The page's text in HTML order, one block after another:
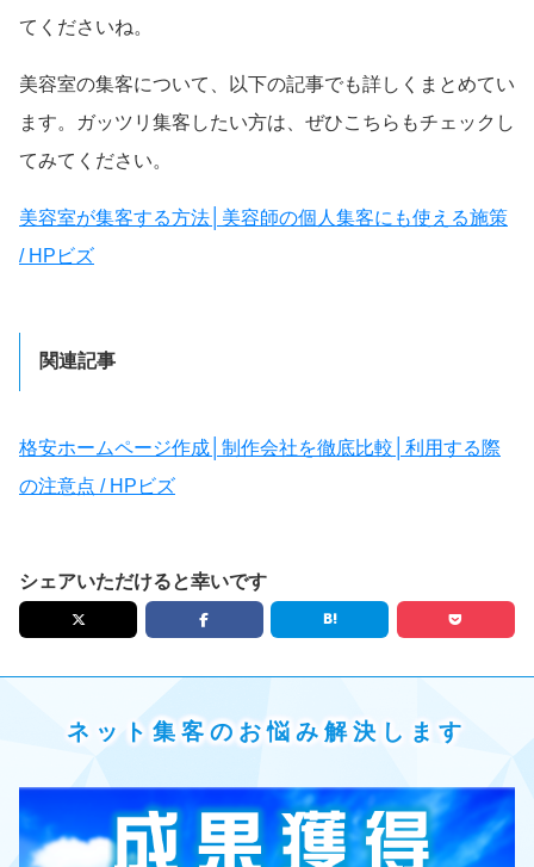
てくださいね。
美容室の集客について、以下の記事でも詳しくまとめてい
ます。ガッツリ集客したい方は、ぜひこちらもチェックし
てみてください。
美容室が集客する方法│美容師の個人集客にも使える施策
/ HPビズ
関連記事
格安ホームページ作成│制作会社を徹底比較│利用する際
の注意点 / HPビズ
シェアいただけると幸いです
ネット集客のお悩み解決します